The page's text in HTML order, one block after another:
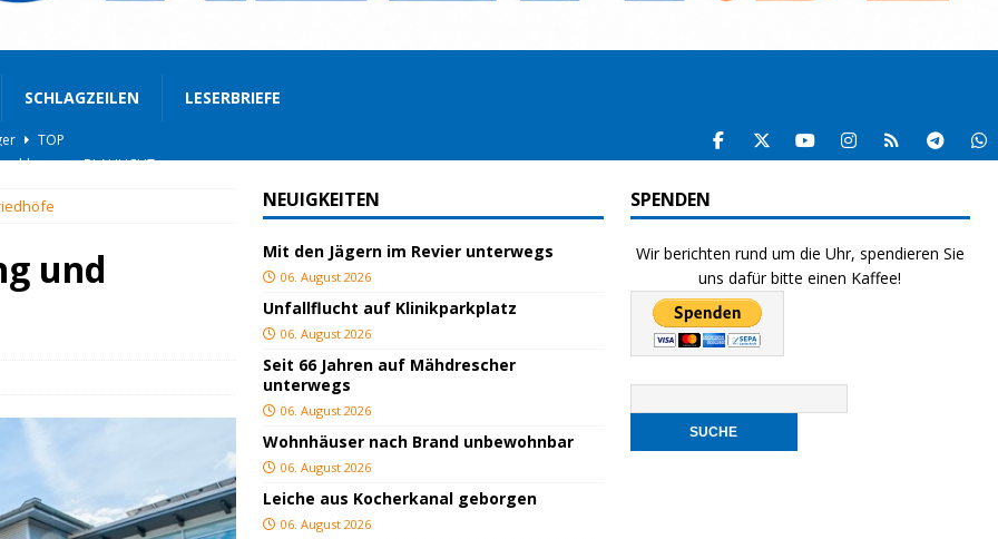
SCHLAGZEILEN LESERBRIEFE
JUGEND/BILDUNG
BLAULICHTund
NEUIGKEITEN
Mit den Jägern im Revier unterwegs
06. August 2026
Unfallflucht auf Klinikparkplatz
06. August 2026
Seit 66 Jahren auf Mähdrescher
unterwegs
06. August 2026
Wohnhäuser nach Brand unbewohnbar
06. August 2026
Leiche aus Kocherkanal geborgen
06. August 2026
SPENDEN
Wir berichten rund um die Uhr, spendieren Sie
uns dafür bitte einen Kaffee!